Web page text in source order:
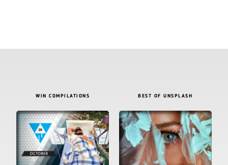
WIN COMPILATIONS BEST OF UNSPLASH